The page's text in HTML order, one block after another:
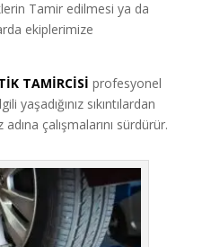
Tamir edilmesi ya da
ekiplerimize
TAMİRCİSİ profesyonel
yaşadığınız sıkıntılardan
çalışmalarını sürdürür.